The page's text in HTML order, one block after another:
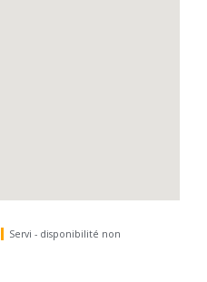
Servi - disponibilité non